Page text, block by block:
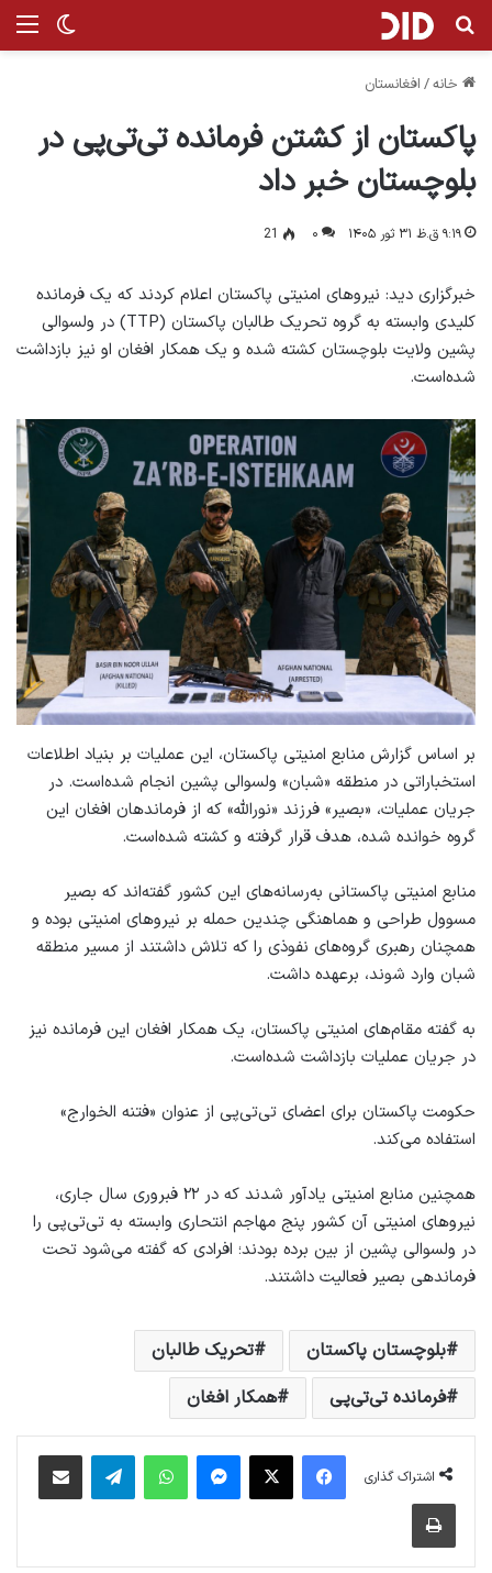
تغییر جستجو برای
خانه/ افغانستان
پاکستان از کشتن فرمانده تی‌تی‌پی در
بلوچستان خبر داد
۹:۱۹ ق.ظ ۳۱ ثور ۱۴۰۵ ۰ 21
خبرگزاری دید: نیروهای امنیتی پاکستان اعلام کردند که یک فرمانده
کلیدی وابسته به گروه تحریک طالبان پاکستان (TTP) در ولسوالی
پشین ولایت بلوچستان کشته شده و یک همکار افغان او نیز بازداشت
شده‌است.
بر اساس گزارش منابع امنیتی پاکستان، این عملیات بر بنیاد اطلاعات
استخباراتی در منطقه «شبان» ولسوالی پشین انجام شده‌است. در
جریان عملیات، «بصیر» فرزند «نورالله» که از فرماندهان افغان این
گروه خوانده شده، هدف قرار گرفته و کشته شده‌است.
منابع امنیتی پاکستانی به‌رسانه‌های این کشور گفته‌اند که بصیر
مسوول طراحی و هماهنگی چندین حمله بر نیروهای امنیتی بوده و
همچنان رهبری گروه‌های نفوذی را که تلاش داشتند از مسیر منطقه
شبان وارد شوند، برعهده داشت.
به گفته مقام‌های امنیتی پاکستان، یک همکار افغان این فرمانده نیز
در جریان عملیات بازداشت شده‌است.
حکومت پاکستان برای اعضای تی‌تی‌پی از عنوان «فتنه الخوارج»
استفاده می‌کند.
همچنین منابع امنیتی یادآور شدند که در ۲۲ فبروری سال جاری،
نیروهای امنیتی آن کشور پنج مهاجم انتحاری وابسته به تی‌تی‌پی را
در ولسوالی پشین از بین برده بودند؛ افرادی که گفته می‌شود تحت
فرماندهی بصیر فعالیت داشتند.
بلوچستان پاکستان
تحریک طالبان
فرمانده تی‌تی‌پی
همکار افغان
اشتراک گذاری
فیس بوک X پیام رسان واتس آپ تلگرام اشتراک گذاری از طریق ایمیل
چاپ